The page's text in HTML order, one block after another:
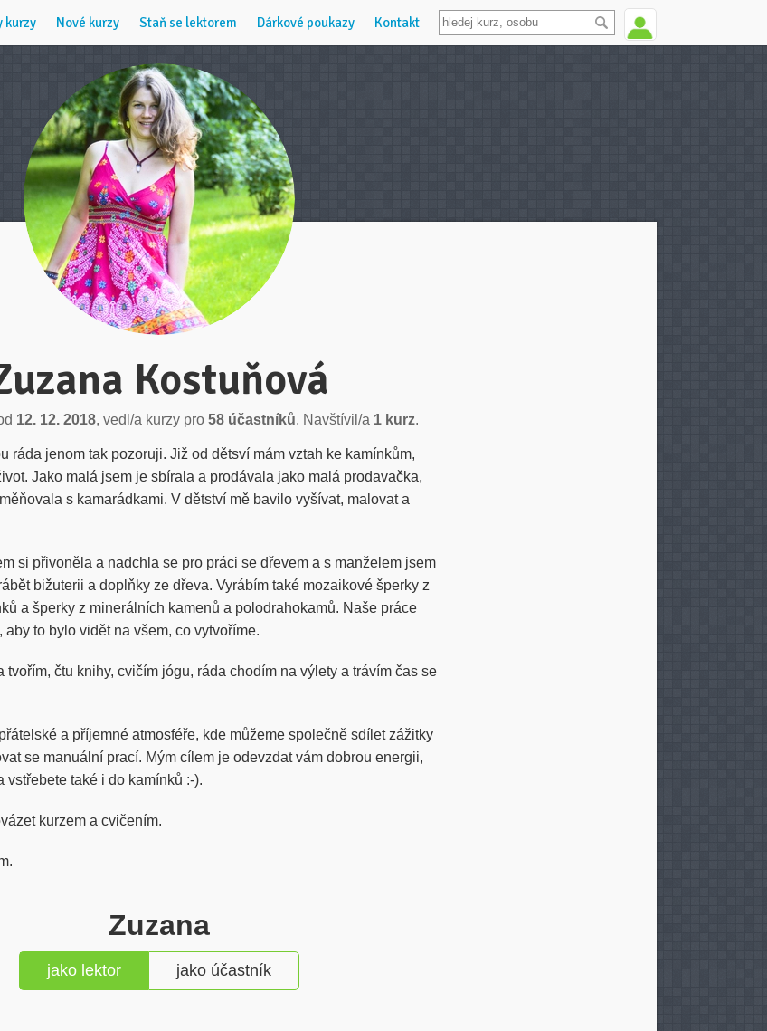
kurzy Nové kurzy Staň se lektorem Dárkové poukazy Kontakt
Kostuňová
12. 12. 2018, vedl/a kurzy pro 58 účastníků. Navštívil/a 1 kurz.
ráda jenom tak pozoruji. Již od dětsví mám vztah ke kamínkům,
Jako malá jsem je sbírala a prodávala jako malá prodavačka,
s kamarádkami. V dětství mě bavilo vyšívat, malovat a
si přivoněla a nadchla se pro práci se dřevem a s manželem jsem
bižuterii a doplňky ze dřeva. Vyrábím také mozaikové šperky z
a šperky z minerálních kamenů a polodrahokamů. Naše práce
aby to bylo vidět na všem, co vytvoříme.
tvořím, čtu knihy, cvičím jógu, ráda chodím na výlety a trávím čas se
a příjemné atmosféře, kde můžeme společně sdílet zážitky
se manuální prací. Mým cílem je odevzdat vám dobrou energii,
vstřebete také i do kamínků :-).
kurzem a cvičením.
Zuzana
jako lektor jako účastník